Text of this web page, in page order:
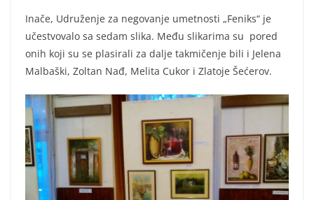
Inače, Udruženje za negovanje umetnosti „Feniks“ je
učestvovalo sa sedam slika. Među slikarima su pored
onih koji su se plasirali za dalje takmičenje bili i Jelena
Malbaški, Zoltan Nađ, Melita Cukor i Zlatoje Šećerov.